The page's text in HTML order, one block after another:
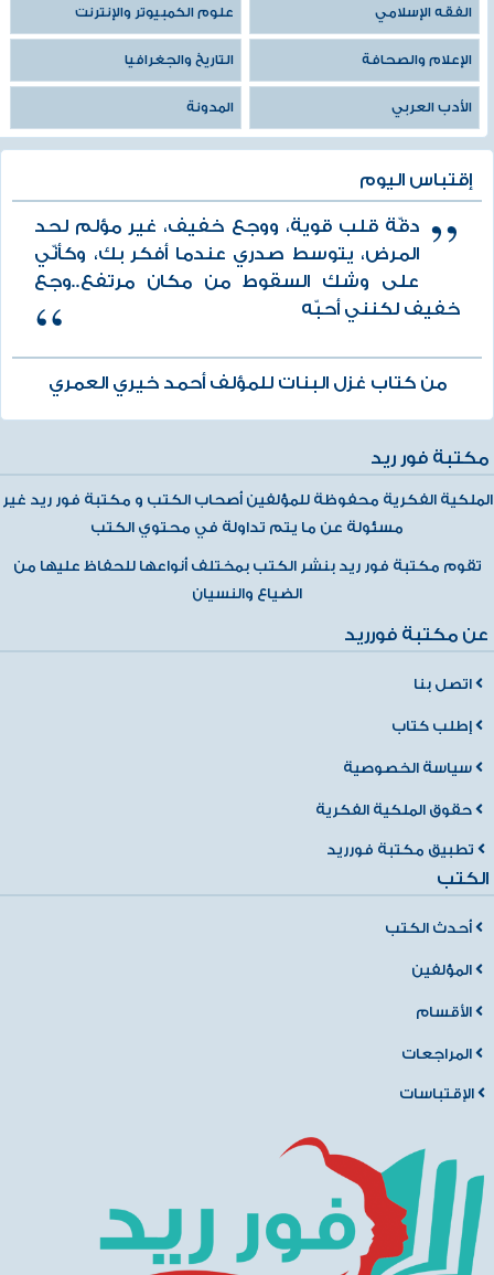
الفقه الإسلامي علوم الكمبيوتر والإنترنت
الإعلام والصحافة التاريخ والجغرافيا
الأدب العربي المدونة
إقتباس اليوم
دقّة قلب قوية، ووجع خفيف، غير مؤلم لحد
المرض، يتوسط صدري عندما أفكر بك، وكأنّي
على وشك السقوط من مكان مرتفع..وجع
خفيف لكنني أحبّه
من كتاب غزل البنات للمؤلف أحمد خيري العمري
مكتبة فور ريد
الملكية الفكرية محفوظة للمؤلفين أصحاب الكتب و مكتبة فور ريد غير
مسئولة عن ما يتم تداولة في محتوي الكتب
تقوم مكتبة فور ريد بنشر الكتب بمختلف أنواعها للحفاظ عليها من
الضياع والنسيان
عن مكتبة فورريد
اتصل بنا
إطلب كتاب
سياسة الخصوصية
حقوق الملكية الفكرية
تطبيق مكتبة فورريد
الكتب
أحدث الكتب
المؤلفين
الأقسام
المراجعات
الإقتباسات